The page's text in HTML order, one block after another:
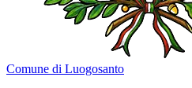
Comune di Luogosanto